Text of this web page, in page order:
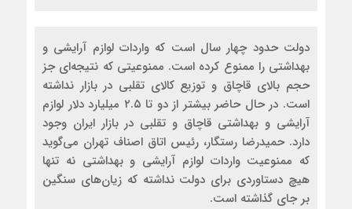
دولت حدود چهار سال است که واردات لوازم آرایشی و
بهداشتی را ممنوع کرده است‌. ممنوعیتی که نتیجه‌ای جز
حجم بالای قاچاق و توزیع کالای تقلبی در بازار نداشته
است. در حال حاضر بیشتر از دو تا ۲.۵ میلیارد دلار لوازم
آرایشی و بهداشتی قاچاق و تقلبی در بازار ایران وجود
دارد. حمیدرضا رستگار، رئیس اتاق اصناف تهران می‌گوید
که ممنوعیت واردات لوازم آرایشی و بهداشتی نه تنها
هیچ دستاوردی برای دولت نداشته که زیان‌های سنگین
بر جای گذاشته است.